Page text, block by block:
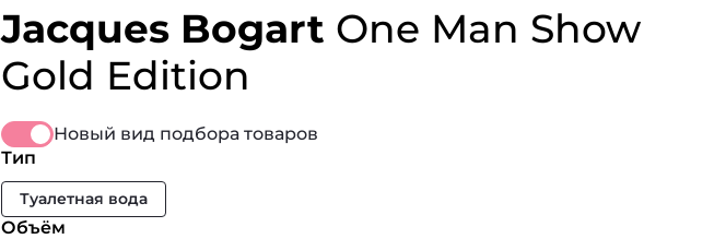
Jacques Bogart One Man Show
Gold Edition
Новый вид подбора товаров
Тип
Туалетная вода
Объём